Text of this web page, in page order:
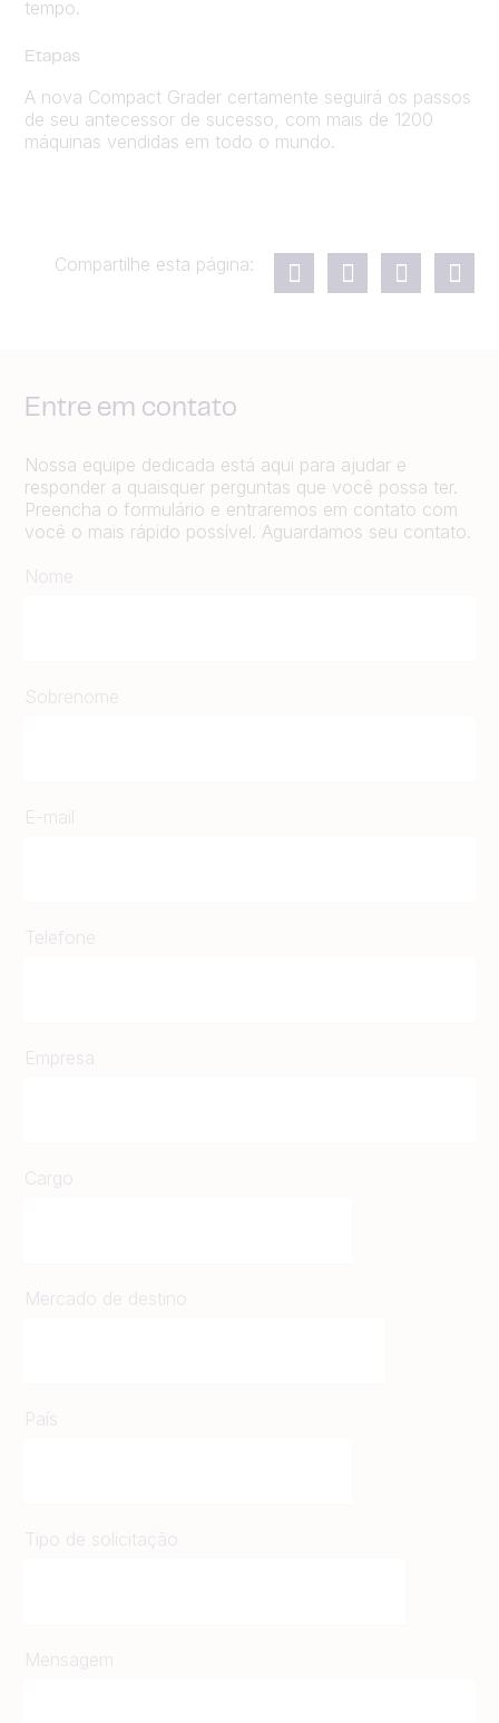
tempo.
Etapas
A nova Compact Grader certamente seguirá os passos
de seu antecessor de sucesso, com mais de 1200
máquinas vendidas em todo o mundo.
Compartilhe esta página:
Entre em contato
Nossa equipe dedicada está aqui para ajudar e
responder a quaisquer perguntas que você possa ter.
Preencha o formulário e entraremos em contato com
você o mais rápido possível. Aguardamos seu contato.
Nome
Sobrenome
E-mail
Telefone
Empresa
Cargo
Mercado de destino
País
Tipo de solicitação
Mensagem